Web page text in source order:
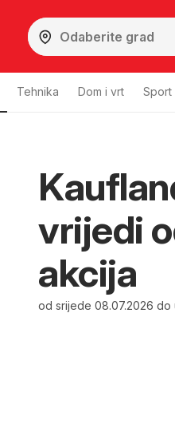
Tehnika Dom i vrt Sport
vrijedi
akcija
od srijede 08.07.2026 do